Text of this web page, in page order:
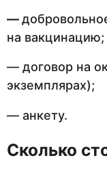
—
на вакцинацию;
— договор на
экземплярах);
— анкету.
Сколько